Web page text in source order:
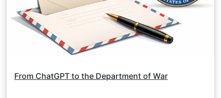
From ChatGPT to the Department of War